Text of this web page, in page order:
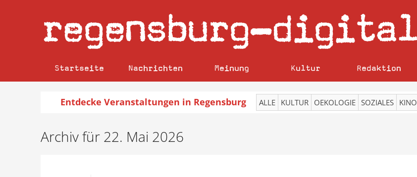
regensburg–digital
Startseite Nachrichten Meinung Kultur Redaktion
Entdecke Veranstaltungen in Regensburg ALLE KULTUR OEKOLOGIE SOZIALES KINO
Archiv für 22. Mai 2026